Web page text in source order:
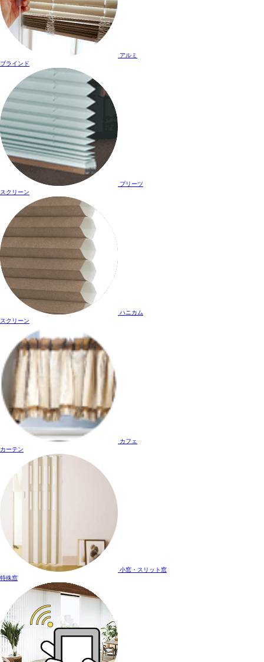
アルミ
ブラインド
プリーツ
スクリーン
ハニカム
スクリーン
カフェ
カーテン
小窓・スリット窓
特殊窓